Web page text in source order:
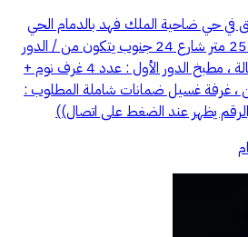
حي ضاحية الملك فهد بالدمام الحي
الثامن الرابع عشر المساحة 250 متر شارع 24 جنوب يتكون من / الدور
الأرضي : مجلس ، مقلط ، صالة ، مطبخ الدور الأول : عدد 4 غرف نوم +
، غرفة غسيل ضمانات شاملة المطلوب :